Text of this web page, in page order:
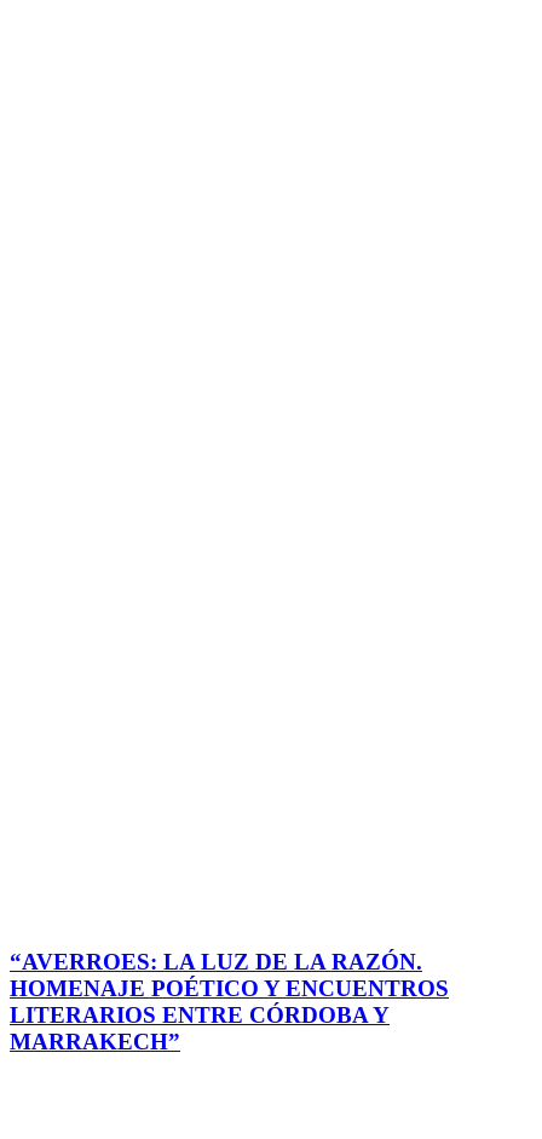
“AVERROES: LA LUZ DE LA RAZÓN.
HOMENAJE POÉTICO Y ENCUENTROS
LITERARIOS ENTRE CÓRDOBA Y
MARRAKECH”